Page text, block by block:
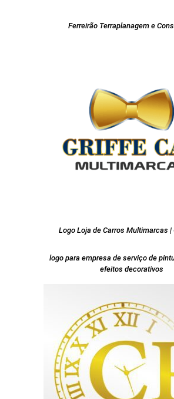
Ferreirão Terraplanagem e
Logo Loja de Carros Multimarcas |
logo para empresa de serviço de
efeitos decorativos